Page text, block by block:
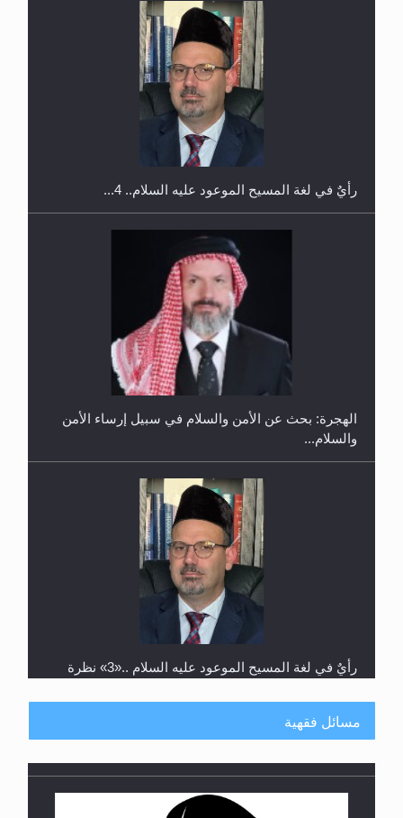
اليوم الوطني الرياضي لمجلس أنصار الله في هولندا
إتمام حفظ القرآن الكريم لثلاثة طلاب من مدرسة الحفظ
والسلام...
في شعر المسيح الموعود عليه السلام.....
مسائل فقهية